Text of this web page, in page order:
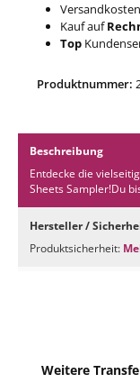
Kauf auf
Top
Produktnummer:
Beschreibung
Entdecke die
Sheets Sampler!Du
Hersteller /
Produktsicherheit:
Produktgalerie
Weitere